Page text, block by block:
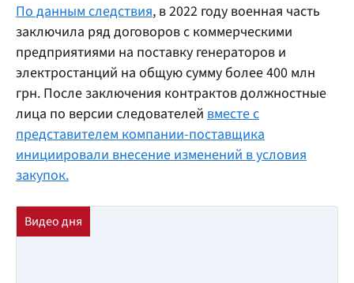
По данным следствия, в 2022 году военная часть
заключила ряд договоров с коммерческими
предприятиями на поставку генераторов и
электростанций на общую сумму более 400 млн
грн. После заключения контрактов должностные
лица по версии следователей вместе с
представителем компании-поставщика
инициировали внесение изменений в условия
закупок.